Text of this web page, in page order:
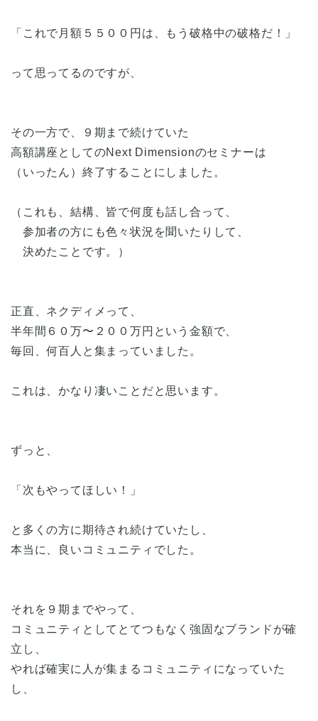
「これで月額５５００円は、もう破格中の破格だ！」
って思ってるのですが、
その一方で、９期まで続けていた
高額講座としてのNext Dimensionのセミナーは
（いったん）終了することにしました。
（これも、結構、皆で何度も話し合って、
参加者の方にも色々状況を聞いたりして、
決めたことです。）
正直、ネクディメって、
半年間６０万〜２００万円という金額で、
毎回、何百人と集まっていました。
これは、かなり凄いことだと思います。
ずっと、
「次もやってほしい！」
と多くの方に期待され続けていたし、
本当に、良いコミュニティでした。
それを９期までやって、
コミュニティとしてとてつもなく強固なブランドが確
立し、
やれば確実に人が集まるコミュニティになっていた
し、